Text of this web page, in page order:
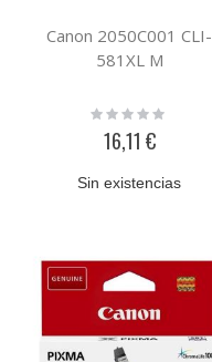
Canon 2050C001 CLI-
581XL M
Rating:
16,11 €
Sin existencias